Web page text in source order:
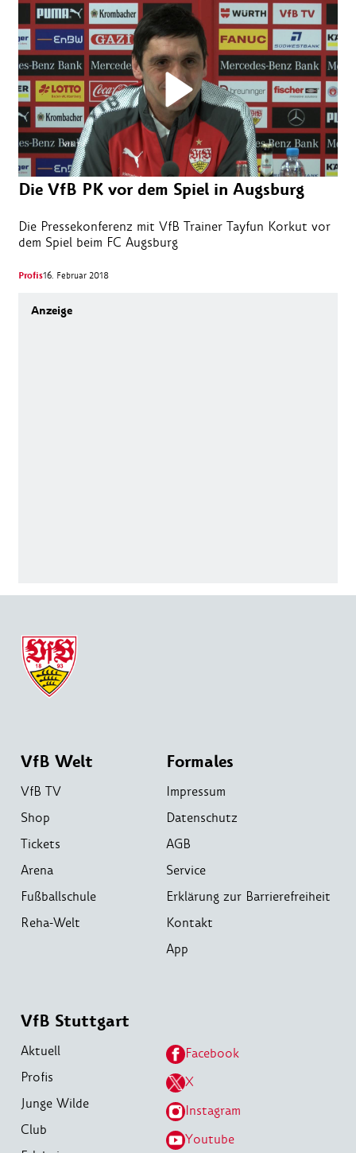
Die VfB PK vor dem Spiel in Augsburg
Die Pressekonferenz mit VfB Trainer Tayfun Korkut vor
dem Spiel beim FC Augsburg
Profis16. Februar 2018
VfB Welt
VfB TV
Shop
Tickets
Arena
Fußballschule
Reha-Welt
Formales
Impressum
Datenschutz
AGB
Service
Erklärung zur Barrierefreiheit
Kontakt
App
VfB Stuttgart
Aktuell
Profis
Junge Wilde
Club
Facebook
X
Instagram
Youtube